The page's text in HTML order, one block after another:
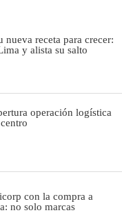
nueva receta para crecer:
y alista su salto
operación logística
con la compra a
no solo marcas